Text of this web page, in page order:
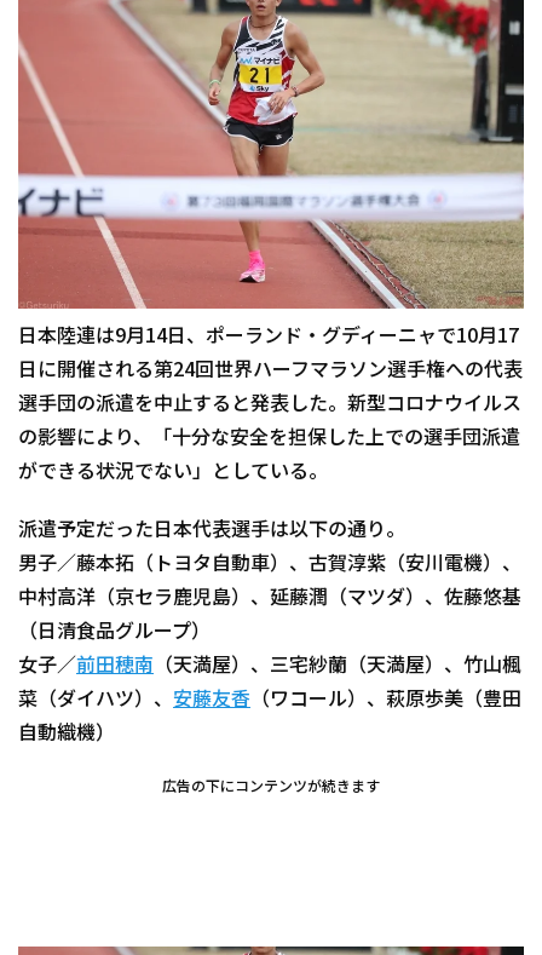
日本陸連は9月14日、ポーランド・グディーニャで10月17
日に開催される第24回世界ハーフマラソン選手権への代表
選手団の派遣を中止すると発表した。新型コロナウイルス
の影響により、「十分な安全を担保した上での選手団派遣
ができる状況でない」としている。
派遣予定だった日本代表選手は以下の通り。
男子／藤本拓（トヨタ自動車）、古賀淳紫（安川電機）、
中村高洋（京セラ鹿児島）、延藤潤（マツダ）、佐藤悠基
（日清食品グループ）
女子／ 前田穂南
（天満屋）、三宅紗蘭（天満屋）、竹山楓
菜（ダイハツ）、 安藤友香 （ワコール）、萩原歩美（豊田
自動織機）
広告の下にコンテンツが続きます